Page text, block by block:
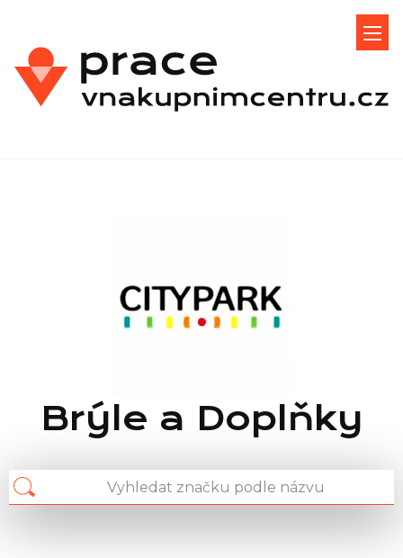
Brýle a Doplňky